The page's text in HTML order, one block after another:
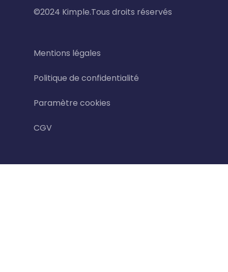
©2024 Kimple.Tous droits réservés
Mentions légales
Politique de confidentialité
Paramètre cookies
CGV